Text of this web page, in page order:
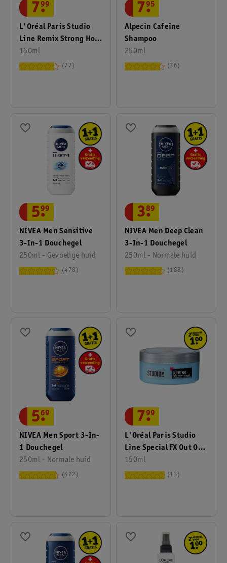
L'Oréal Paris Studio
Line Remix Strong Hold
Styling Haarpaste
150ml
7.
99
77
Alpecin Cafeïne
Shampoo
250ml
7.
95
36
NIVEA Men Sensitive
3-In-1 Douchegel
250ml - Gevoelige huid
5.
99
478
NIVEA Men Deep Clean
3-In-1 Douchegel
250ml - Normale huid
3.
89
188
NIVEA Men Sport 3-In-
1 Douchegel
250ml - Normale huid
5.
69
422
L'Oréal Paris Studio
Line Special FX Out Of
Bed Fibre Cream
150ml
7.
99
13